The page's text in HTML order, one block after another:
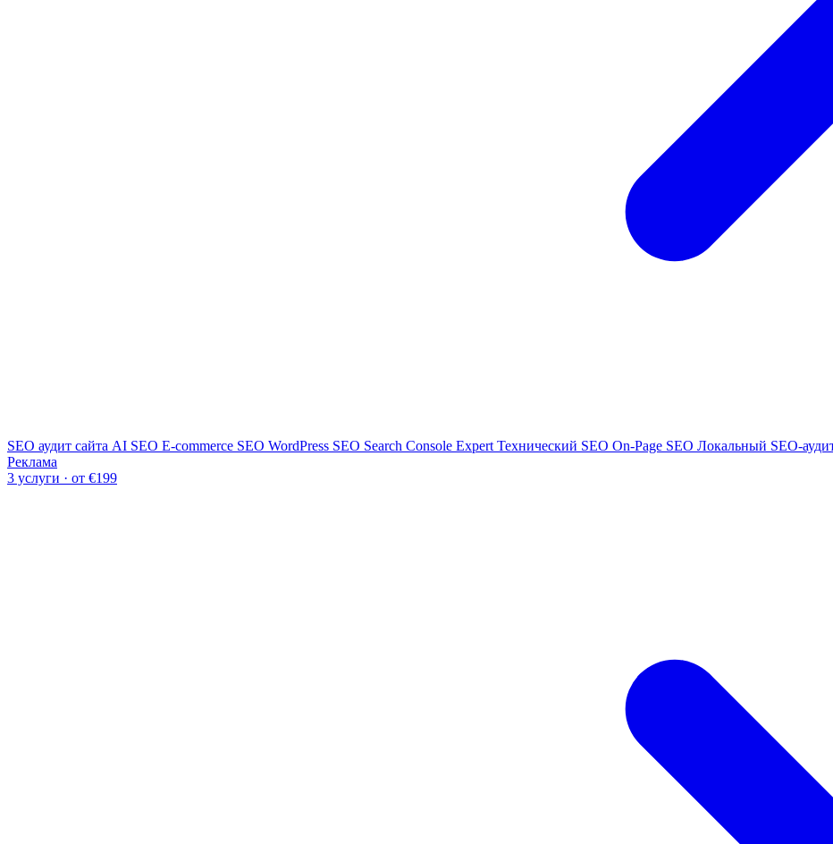
SEO аудит сайта AI SEO E-commerce SEO WordPress SEO Search Console Expert Технический SEO On-Page SEO Локальный SEO-
Реклама
3 услуги · от €199